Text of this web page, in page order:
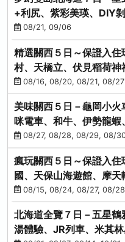
+利尻、紫彩美瑛、DIY
蟹吃到飽
08/21, 09/06
精選關西５日～保證入
村、天橋立、伏見稻荷神
08/16, 08/20, 08/21, 08/27
美味關西５日－龜岡小
咪電車、和牛、伊勢龍蝦
08/27, 08/28, 08/29, 08/
瘋玩關西５日～保證入
國、天保山海遊館、摩
08/15, 08/24, 08/27, 08/28
北海道全覽７日－五星
湯體驗、JR列車、米其